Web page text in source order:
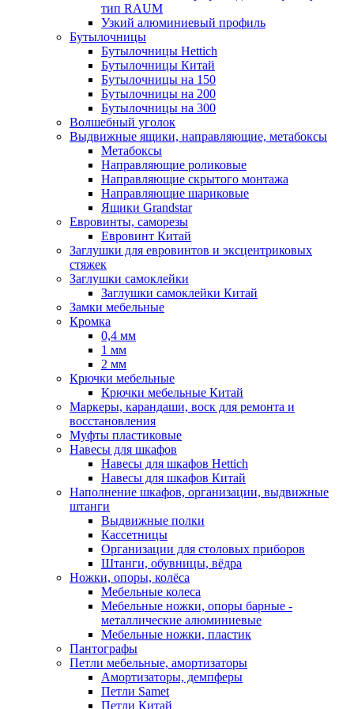
тип RAUM
Узкий алюминиевый профиль
Бутылочницы
Бутылочницы Hettich
Бутылочницы Китай
Бутылочницы на 150
Бутылочницы на 200
Бутылочницы на 300
Волшебный уголок
Выдвижные ящики, направляющие, метабоксы
Метабоксы
Направляющие роликовые
Направляющие скрытого монтажа
Направляющие шариковые
Ящики Grandstar
Евровинты, саморезы
Евровинт Китай
Заглушки для евровинтов и эксцентриковых
стяжек
Заглушки самоклейки
Заглушки самоклейки Китай
Замки мебельные
Кромка
0,4 мм
1 мм
2 мм
Крючки мебельные
Крючки мебельные Китай
Маркеры, карандаши, воск для ремонта и
восстановления
Муфты пластиковые
Навесы для шкафов
Навесы для шкафов Hettich
Навесы для шкафов Китай
Наполнение шкафов, организации, выдвижные
штанги
Выдвижные полки
Кассетницы
Организации для столовых приборов
Штанги, обувницы, вёдра
Ножки, опоры, колёса
Мебельные колеса
Мебельные ножки, опоры барные -
металлические алюминиевые
Мебельные ножки, пластик
Пантографы
Петли мебельные, амортизаторы
Амортизаторы, демпферы
Петли Samet
Петли Китай